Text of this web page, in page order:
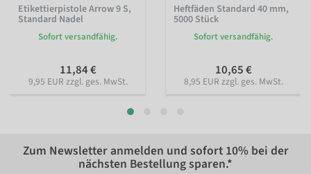
Etikettierpistole Arrow 9 S,
Standard Nadel
Sofort versandfähig.
11,84 €
9,95 EUR zzgl. ges. MwSt.
Heftfäden Standard 40 mm,
5000 Stück
Sofort versandfähig.
10,65 €
8,95 EUR zzgl. ges. MwSt.
Zum Newsletter anmelden und sofort 10% bei der
nächsten Bestellung sparen.*